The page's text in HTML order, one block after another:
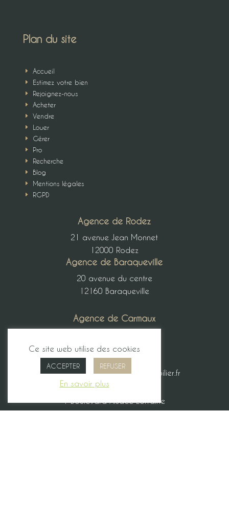
Plan du site
E Accueil
E Estimez votre bien
E Rejoignez-nous
E Acheter
E Vendre
E Louer
E Gérer
E Pro
E Recherche
E Blog
E Mentions légales
E RGPD
Agence de Rodez
21 avenue Jean Monnet
12000 Rodez
Agence de Baraqueville
20 avenue du centre
12160 Baraqueville
Agence de Carmaux
81400 Carmaux
05 63 78 22 89
agencecarmaux@bages-immobilier.fr
Agence d’Albi
1 Boulevard Alsace Lorraine
Ce site web utilise des cookies
ACCEPTER REFUSER
En savoir plus